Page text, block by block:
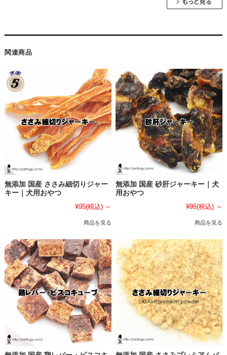
関連商品
無添加 国産 ささみ細切りジャー
キー｜犬用おやつ
¥95(税込) ～
商品を見る
無添加 国産 砂肝ジャーキー｜犬
用おやつ
¥95(税込) ～
商品を見る